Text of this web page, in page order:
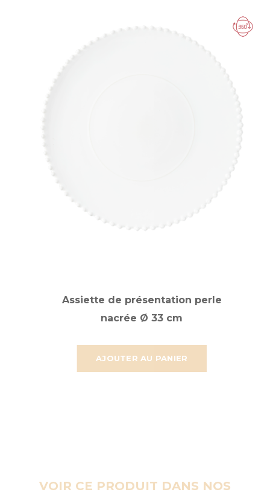
AJOUTER AU PANIER
Assiette de présentation perle
nacrée Ø 33 cm
VOIR CE PRODUIT DANS NOS